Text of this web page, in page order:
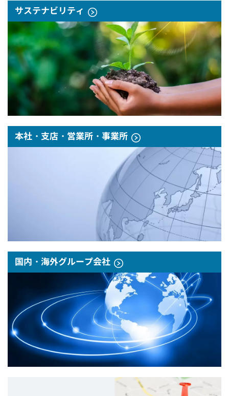
サステナビリティ
本社・支店・営業所・事業所
国内・海外グループ会社